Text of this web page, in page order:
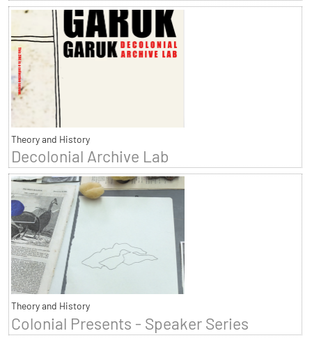
Theory and History
Decolonial Archive Lab
Theory and History
Colonial Presents - Speaker Series